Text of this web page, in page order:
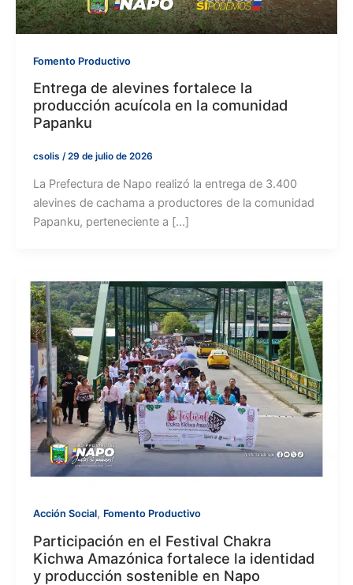
Fomento Productivo
Entrega de alevines fortalece la
producción acuícola en la comunidad
Papanku
csolis /29 de julio de 2026
La Prefectura de Napo realizó la entrega de 3.400
alevines de cachama a productores de la comunidad
Papanku, perteneciente a […]
Acción Social, Fomento Productivo
Participación en el Festival Chakra
Kichwa Amazónica fortalece la identidad
y producción sostenible en Napo